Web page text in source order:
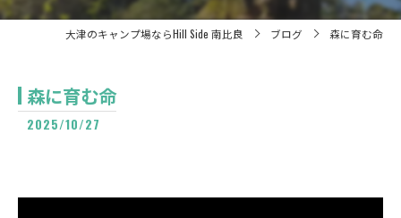
大津のキャンプ場ならHill Side 南比良 ブログ 森に育む命
森に育む命
2025/10/27